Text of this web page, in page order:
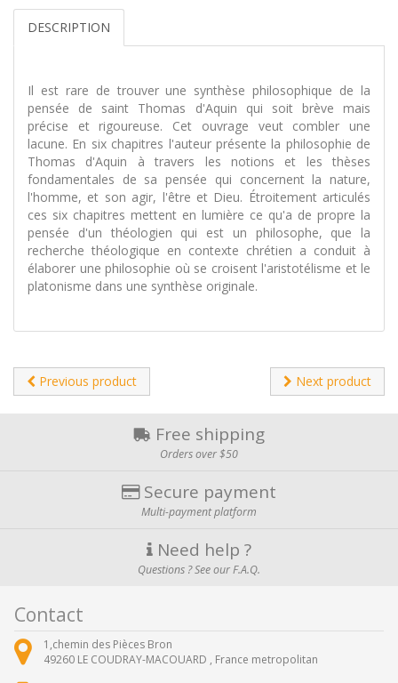
DESCRIPTION
Il est rare de trouver une synthèse philosophique de la
pensée de saint Thomas d'Aquin qui soit brève mais
précise et rigoureuse. Cet ouvrage veut combler une
lacune. En six chapitres l'auteur présente la philosophie de
Thomas d'Aquin à travers les notions et les thèses
fondamentales de sa pensée qui concernent la nature,
l'homme, et son agir, l'être et Dieu. Étroitement articulés
ces six chapitres mettent en lumière ce qu'a de propre la
pensée d'un théologien qui est un philosophe, que la
recherche théologique en contexte chrétien a conduit à
élaborer une philosophie où se croisent l'aristotélisme et le
platonisme dans une synthèse originale.
Previous product Next product
Free shipping
Orders over $50
Secure payment
Multi-payment platform
Need help ?
Questions ? See our F.A.Q.
Contact
1,chemin des Pièces Bron
49260 LE COUDRAY-MACOUARD , France metropolitan